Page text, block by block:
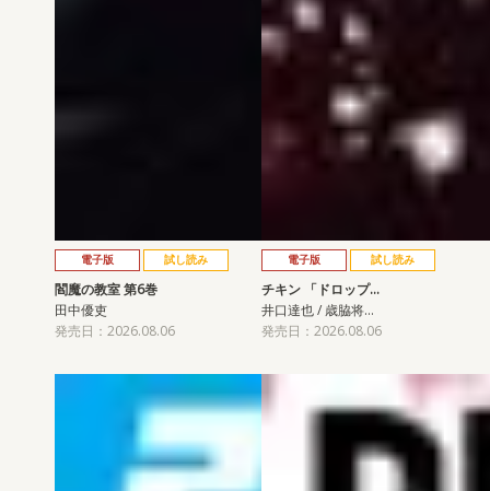
電子版 試し読み
閻魔の教室 第6巻
田中優吏
発売日：2026.08.06
電子版 試し読み
チキン 「ドロップ…
井口達也 / 歳脇将…
発売日：2026.08.06